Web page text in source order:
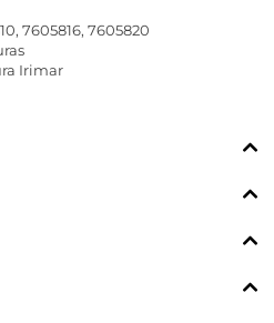
7605816, 7605820
Irimar